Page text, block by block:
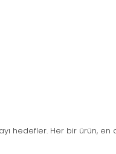
hedefler. Her bir ürün, en